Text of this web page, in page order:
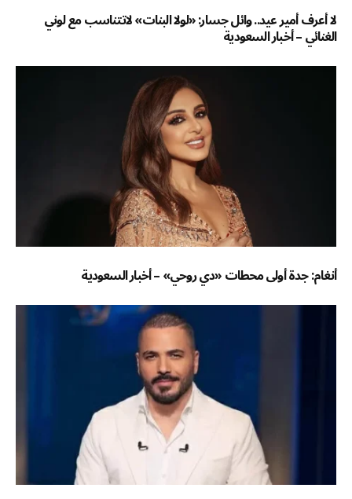
لا أعرف أمير عيد.. وائل جسار: «لولا البنات» لاتتناسب مع لوني
الغنائي – أخبار السعودية
أنغام: جدة أولى محطات «دي روحي» – أخبار السعودية